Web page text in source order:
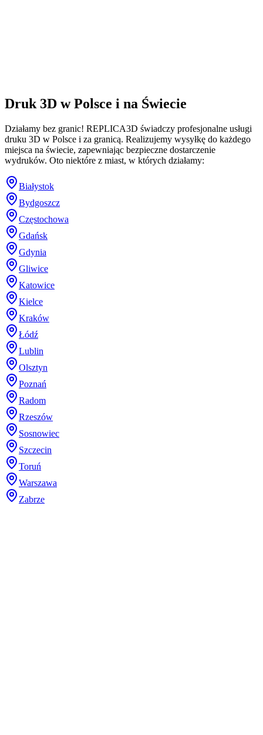
Druk 3D w Polsce i na Świecie
Działamy bez granic! REPLICA3D świadczy profesjonalne usługi
druku 3D w Polsce i za granicą. Realizujemy wysyłkę do każdego
miejsca na świecie, zapewniając bezpieczne dostarczenie
wydruków. Oto niektóre z miast, w których działamy:
Białystok
Bydgoszcz
Częstochowa
Gdańsk
Gdynia
Gliwice
Katowice
Kielce
Kraków
Łódź
Lublin
Olsztyn
Poznań
Radom
Rzeszów
Sosnowiec
Szczecin
Toruń
Warszawa
Zabrze